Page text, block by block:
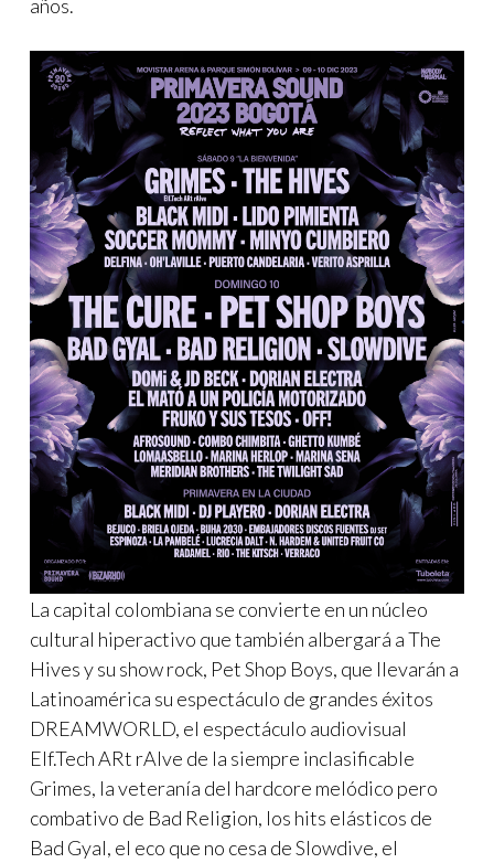
años.
La capital colombiana se convierte en un núcleo
cultural hiperactivo que también albergará a The
Hives y su show rock, Pet Shop Boys, que llevarán a
Latinoamérica su espectáculo de grandes éxitos
DREAMWORLD, el espectáculo audiovisual
Elf.Tech ARt rAIve de la siempre inclasificable
Grimes, la veteranía del hardcore melódico pero
combativo de Bad Religion, los hits elásticos de
Bad Gyal, el eco que no cesa de Slowdive, el